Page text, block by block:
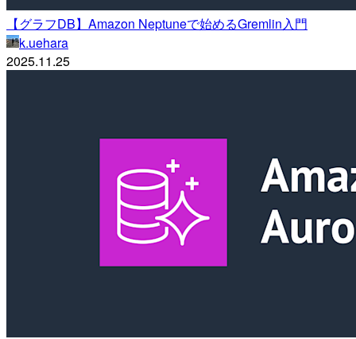
【グラフDB】Amazon Neptuneで始めるGremlin入門
k.uehara
2025.11.25